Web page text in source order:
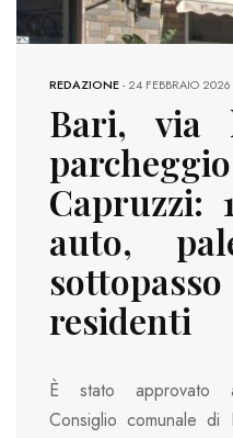
REDAZIONE-24 FEBBRAIO 2026
Bari, via
Capruzzi:
auto,
residenti
È stato approvato
Consiglio comunale di